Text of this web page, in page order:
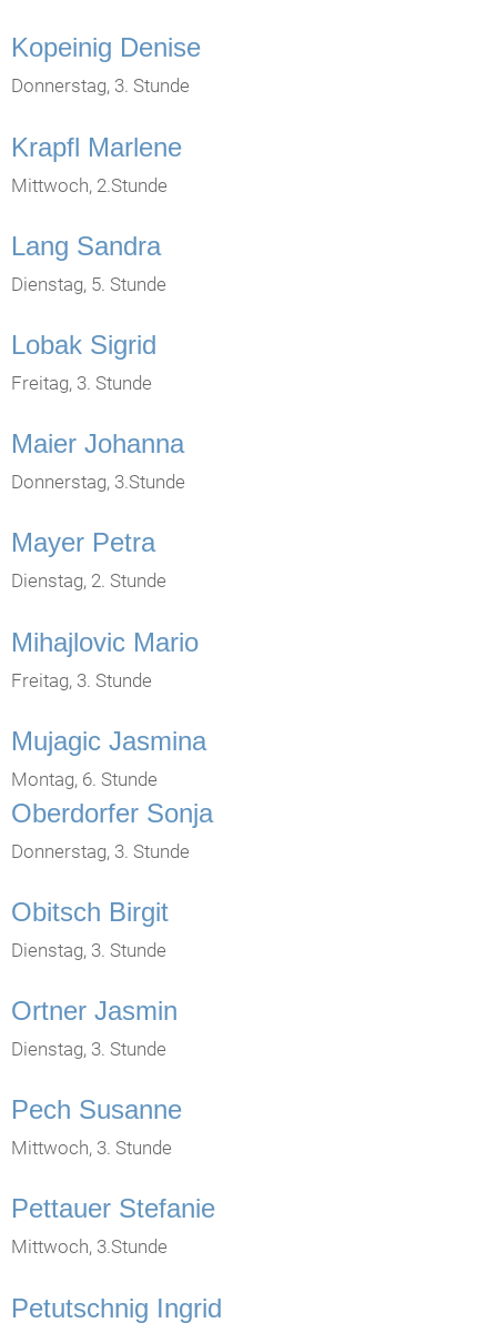
Kopeinig Denise
Donnerstag, 3. Stunde
Krapfl Marlene
Mittwoch, 2.Stunde
Lang Sandra
Dienstag, 5. Stunde
Lobak Sigrid
Freitag, 3. Stunde
Maier Johanna
Donnerstag, 3.Stunde
Mayer Petra
Dienstag, 2. Stunde
Mihajlovic Mario
Freitag, 3. Stunde
Mujagic Jasmina
Montag, 6. Stunde
Oberdorfer Sonja
Donnerstag, 3. Stunde
Obitsch Birgit
Dienstag, 3. Stunde
Ortner Jasmin
Dienstag, 3. Stunde
Pech Susanne
Mittwoch, 3. Stunde
Pettauer Stefanie
Mittwoch, 3.Stunde
Petutschnig Ingrid